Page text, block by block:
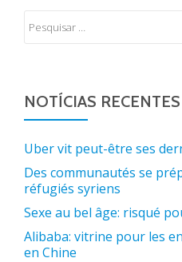
NOTÍCIAS RECENTES
Uber vit peut-être ses
Des communautés se
réfugiés syriens
Sexe au bel âge: risqué
Alibaba: vitrine pour les
en Chine